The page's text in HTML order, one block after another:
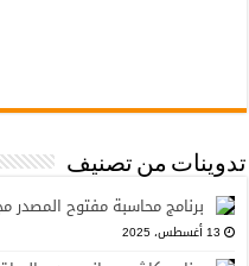
تدوينات من تصنيف
برنامج محاسبة مفتوح المصدر
13 أغسطس، 2025